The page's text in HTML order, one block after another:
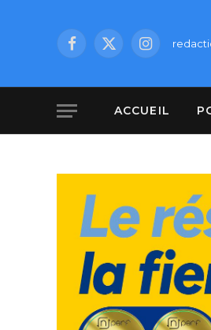
Facebook
X
Instagram
ACCUEIL